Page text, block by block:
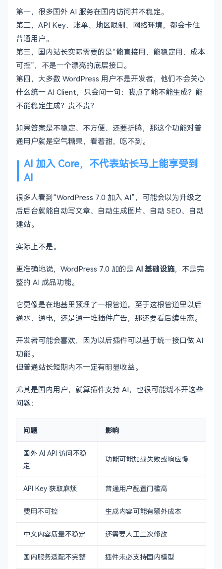
第一，很多国外 AI 服务在国内访问并不稳定。
第二，API Key、账单、地区限制、网络环境，都会卡住
普通用户。
第三，国内站长实际需要的是“能直接用、能稳定用、成本
可控”，不是一个漂亮的底层接口。
第四，大多数 WordPress 用户不是开发者，他们不会关心
什么统一 AI Client，只会问一句：我点了能不能生成？能
不能稳定生成？贵不贵？
如果答案是不稳定、不方便、还要折腾，那这个功能对普
通用户就是空气糖果，看着甜，吃不到。
AI 加入 Core，不代表站长马上能享受到
AI
很多人看到“WordPress 7.0 加入 AI”，可能会以为升级之
后后台就能自动写文章、自动生成图片、自动 SEO、自动
建站。
实际上不是。
更准确地说，WordPress 7.0 加的是 AI 基础设施，不是完
整的 AI 成品功能。
它更像是在地基里预埋了一根管道。至于这根管道里以后
通水、通电，还是通一堆插件广告，那还要看后续生态。
开发者可能会喜欢，因为以后插件可以基于统一接口做 AI
功能。
但普通站长短期内不一定有明显收益。
尤其是国内用户，就算插件支持 AI，也很可能绕不开这些
问题：
问题 影响
国外 AI API 访问不稳
定
功能可能加载失败或响应慢
API Key 获取麻烦 普通用户配置门槛高
费用不可控 生成内容可能有额外成本
中文内容质量不稳定 还需要人工二次修改
国内服务适配不完整 插件未必支持国内模型